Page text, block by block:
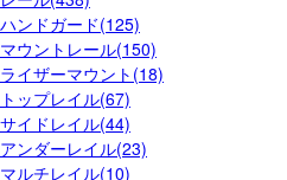
ハンドガード(125)
マウントレール(150)
ライザーマウント(18)
トップレイル(67)
サイドレイル(44)
アンダーレイル(23)
マルチレイル(10)